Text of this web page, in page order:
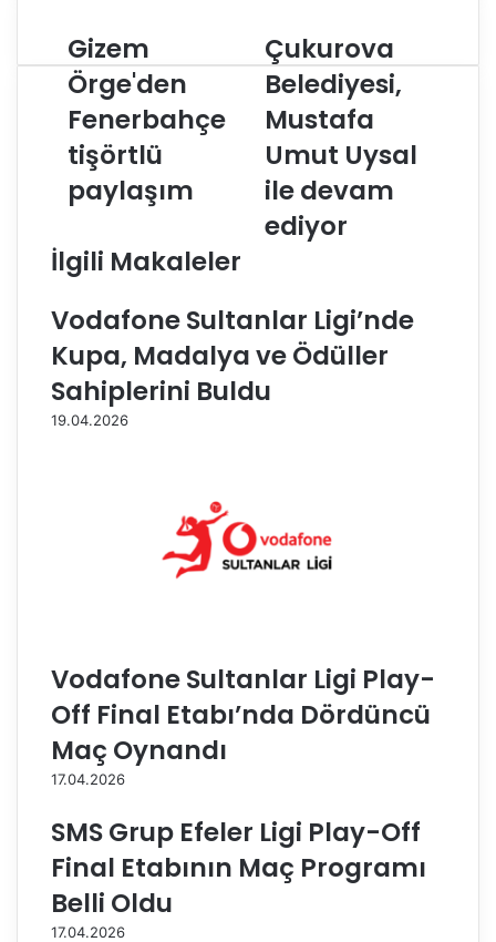
G
i
z
e
Ö
r
g
d
n
e
n
e
r
l
ü
p
a
a
ş
ı
m
Gizem
Örge'den
Fenerbahçe
tişörtlü
paylaşım
Ç
u
k
u
o
v
a
B
d
y
e
m
u
t
l
Çukurova
Belediyesi,
Mustafa
Umut Uysal
ile devam
ediyor
İlgili Makaleler
Vodafone Sultanlar Ligi’nde
Kupa, Madalya ve Ödüller
Sahiplerini Buldu
19.04.2026
Vodafone Sultanlar Ligi Play-
Off Final Etabı’nda Dördüncü
Maç Oynandı
17.04.2026
SMS Grup Efeler Ligi Play-Off
Final Etabının Maç Programı
Belli Oldu
17.04.2026